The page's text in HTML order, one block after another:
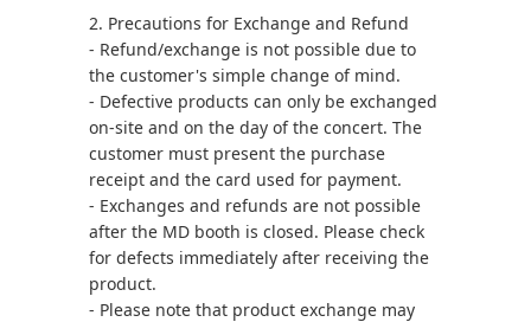
2. Precautions for Exchange and Refund
- Refund/exchange is not possible due to
the customer's simple change of mind.
- Defective products can only be exchanged
on-site and on the day of the concert. The
customer must present the purchase
receipt and the card used for payment.
- Exchanges and refunds are not possible
after the MD booth is closed. Please check
for defects immediately after receiving the
product.
- Please note that product exchange may